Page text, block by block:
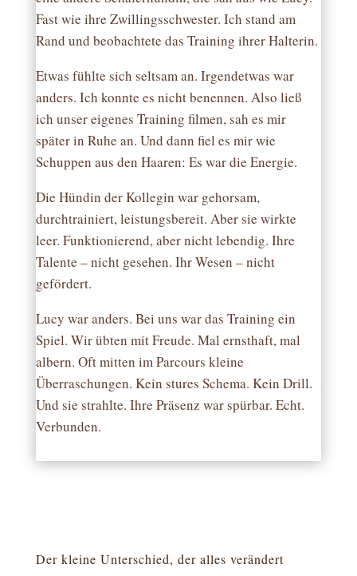
Fast wie ihre Zwillingsschwester. Ich stand am
Rand und beobachtete das Training ihrer Halterin.
Etwas fühlte sich seltsam an. Irgendetwas war
anders. Ich konnte es nicht benennen. Also ließ
ich unser eigenes Training filmen, sah es mir
später in Ruhe an. Und dann fiel es mir wie
Schuppen aus den Haaren: Es war die Energie.
Die Hündin der Kollegin war gehorsam,
durchtrainiert, leistungsbereit. Aber sie wirkte
leer. Funktionierend, aber nicht lebendig. Ihre
Talente – nicht gesehen. Ihr Wesen – nicht
gefördert.
Lucy war anders. Bei uns war das Training ein
Spiel. Wir übten mit Freude. Mal ernsthaft, mal
albern. Oft mitten im Parcours kleine
Überraschungen. Kein stures Schema. Kein Drill.
Und sie strahlte. Ihre Präsenz war spürbar. Echt.
Verbunden.
Der kleine Unterschied, der alles verändert